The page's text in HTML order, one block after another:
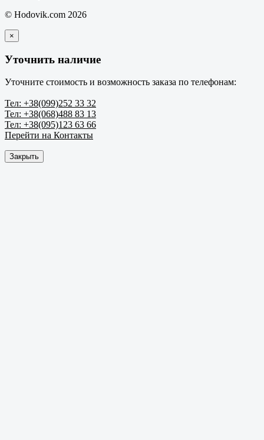
© Hodovik.com 2026
×
Уточнить наличие
Уточните стоимость и возможность заказа по телефонам:
Тел: +38(099)252 33 32
Тел: +38(068)488 83 13
Тел: +38(095)123 63 66
Перейти на Контакты
Закрыть